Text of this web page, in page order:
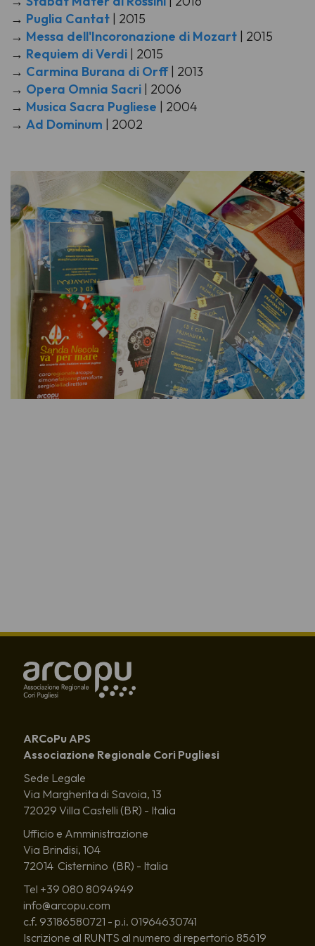
→ Puglia Cantat | 2015
→ Messa dell'Incoronazione di Mozart | 2015
→ Requiem di Verdi | 2015
→ Carmina Burana di Orff| 2013
→ Opera Omnia Sacri | 2006
→ Musica Sacra Pugliese | 2004
→ Ad Dominum | 2002
ARCoPu APS
Associazione Regionale Cori Pugliesi
Sede Legale
Via Margherita di Savoia, 13
72029 Villa Castelli (BR) - Italia
Ufficio e Amministrazione
Via Brindisi, 104
72014 Cisternino (BR) - Italia
Tel +39 080 8094949
info@arcopu.com
c.f. 93186580721 - p.i. 01964630741
Iscrizione al RUNTS al numero di repertorio 85619